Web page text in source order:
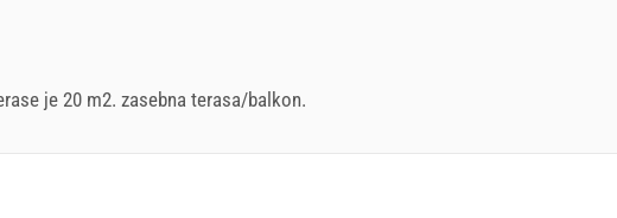
je 20 m2. zasebna terasa/balkon.